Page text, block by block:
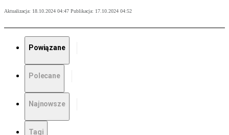
Aktualizacja: 18.10.2024 04:47 Publikacja: 17.10.2024 04:52
Powiązane
Polecane
Najnowsze
Tagi